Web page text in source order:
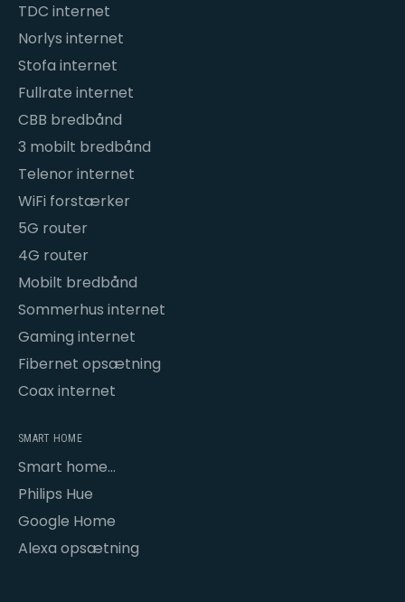
TDC internet
Norlys internet
Stofa internet
Fullrate internet
CBB bredbånd
3 mobilt bredbånd
Telenor internet
WiFi forstærker
5G router
4G router
Mobilt bredbånd
Sommerhus internet
Gaming internet
Fibernet opsætning
Coax internet
SMART HOME
Smart home
opsætning
Philips Hue
Google Home
Alexa opsætning